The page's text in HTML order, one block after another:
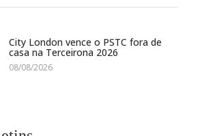
City London vence o PSTC fora de
casa na Terceirona 2026
08/08/2026